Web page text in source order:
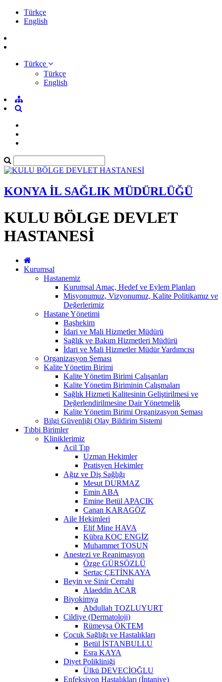
Türkçe
English
Türkçe
Türkçe
English
KONYA İL SAĞLIK MÜDÜRLÜĞÜ
KULU BÖLGE DEVLET
HASTANESİ
Kurumsal
Hastanemiz
Kurumsal Amaç, Hedef ve Eylem Planları
Misyonumuz, Vizyonumuz, Kalite Politikamız ve
Değerlerimiz
Hastane Yönetimi
Başhekim
İdari ve Mali Hizmetler Müdürü
Sağlık ve Bakım Hizmetleri Müdürü
İdari ve Mali Hizmetler Müdür Yardımcısı
Organizasyon Şeması
Kalite Yönetim Birimi
Kalite Yönetim Birimi Çalışanları
Kalite Yönetim Biriminin Çalışmaları
Sağlık Hizmeti Kalitesinin Geliştirilmesi ve
Değerlendirilmesine Dair Yönetmelik
Kalite Yönetim Birimi Organizasyon Şeması
Bilgi Güvenliği Olay Bildirim Sistemi
Tıbbi Birimler
Kliniklerimiz
Acil Tıp
Uzman Hekimler
Pratisyen Hekimler
Ağız ve Diş Sağlığı
Mesut DURMAZ
Emin ABA
Emine Betül APAÇIK
Canan KARAGÖZ
Aile Hekimleri
Elif Mine HAVA
Kübra KOÇ ENGİZ
Muhammet TOSUN
Anestezi ve Reanimasyon
Özge GÜRSÖZLÜ
Sertaç ÇETİNKAYA
Beyin ve Sinir Cerrahi
Alaeddin ACAR
Biyokimya
Abdullah TOZLUYURT
Cildiye (Dermatoloji)
Rümeysa ÖKTEM
Çocuk Sağlığı ve Hastalıkları
Betül İSTANBULLU
Esra KAYA
Diyet Polikliniği
Ülkü DEVECİOĞLU
Enfeksiyon Hastalıkları (İntaniye)